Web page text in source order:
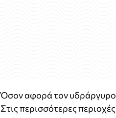
Όσον αφορά τον υδράργυρο,
Στις περισσότερες